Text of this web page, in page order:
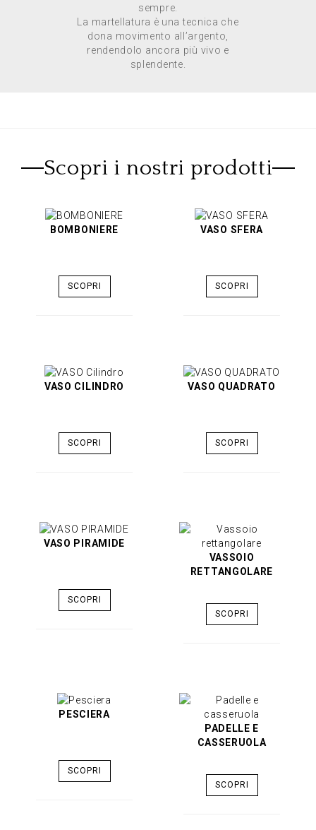
sempre.
La martellatura è una tecnica che
dona movimento all’argento,
rendendolo ancora più vivo e
splendente.
Scopri i nostri prodotti
BOMBONIERE
SCOPRI
VASO SFERA
SCOPRI
VASO CILINDRO
SCOPRI
VASO QUADRATO
SCOPRI
VASO PIRAMIDE
SCOPRI
VASSOIO
RETTANGOLARE
SCOPRI
PESCIERA
SCOPRI
PADELLE E
CASSERUOLA
SCOPRI